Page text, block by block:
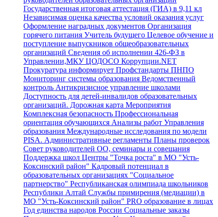
Государственная итоговая аттестация (ГИА) в 9,11 кл
Независимая оценка качества условий оказания услуг
Оформление наградных документов Организация
горячего питания Учитель будущего Целевое обучение и
поступление выпускников общеобразовательных
организаций Сведения об исполнении 426-ФЗ в
Управлении,МКУ ЦОДОСО Коррупции.NET
Прокуратура информирует Профстандарты ПНПО
Мониторинг системы образования Ведомственный
контроль Антикризисное управление школами
Доступность для детей-инвалидов образовательных
организаций. Дорожная карта Мероприятия
Комплексная безопасность Профессиональная
ориентация обучающихся Анализы работ Управления
образования Международные исследования по модели
PISA. Административные регламенты Планы проверок
Совет руководителей ОО, семинары и совещания
Поддержка школ Центры "Точка роста" в МО "Усть-
Коксинский район" Кадровый потенциал в
образовательных организациях "Социальное
партнерство" Республиканская олимпиада школьников
Республики Алтай Службы примирения (медиации) в
МО "Усть-Коксинский район" PRO образование в лицах
Год единства народов России Социальные заказы